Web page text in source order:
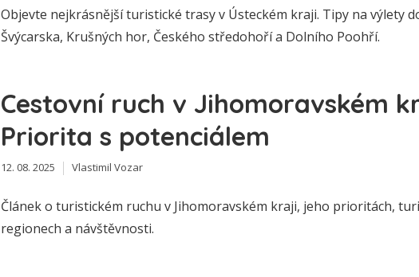
Objevte nejkrásnější turistické trasy v Ústeckém kraji. Tipy na výlety
Švýcarska, Krušných hor, Českého středohoří a Dolního Poohří.
Cestovní ruch v Jihomoravském
Priorita s potenciálem
12. 08. 2025 Vlastimil Vozar
Článek o turistickém ruchu v Jihomoravském kraji, jeho prioritách,
regionech a návštěvnosti.